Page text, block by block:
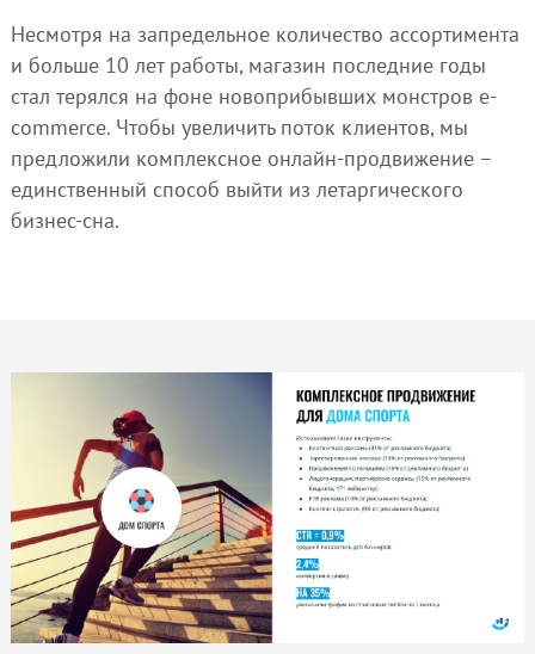
Несмотря на запредельное количество ассортимента
и больше 10 лет работы, магазин последние годы
стал терялся на фоне новоприбывших монстров e-
commerce. Чтобы увеличить поток клиентов, мы
предложили комплексное онлайн-продвижение –
единственный способ выйти из летаргического
бизнес-сна.